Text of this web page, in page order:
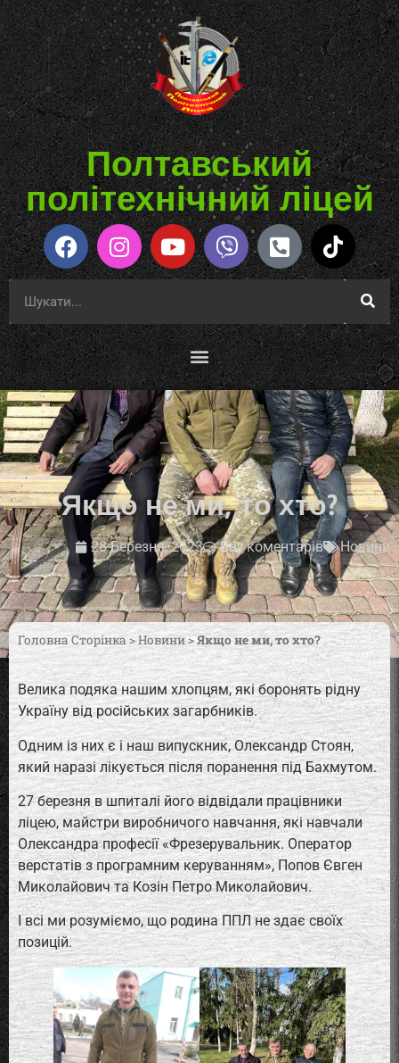
Полтавський
політехнічний ліцей
Якщо не ми, то хто?
28 Березня, 2023 Без коментарів Новини
Головна Сторінка >Новини>Якщо не ми, то хто?
Велика подяка нашим хлопцям, які боронять рідну
Україну від російських загарбників.
Одним із них є і наш випускник, Олександр Стоян,
який наразі лікується після поранення під Бахмутом.
27 березня в шпиталі його відвідали працівники
ліцею, майстри виробничого навчання, які навчали
Олександра професії «Фрезерувальник. Оператор
верстатів з програмним керуванням», Попов Євген
Миколайович та Козін Петро Миколайович.
І всі ми розуміємо, що родина ППЛ не здає своїх
позицій.